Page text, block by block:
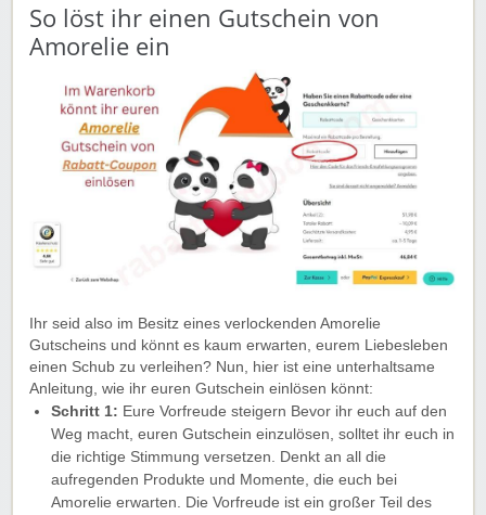
So löst ihr einen Gutschein von
Amorelie ein
Ihr seid also im Besitz eines verlockenden Amorelie
Gutscheins und könnt es kaum erwarten, eurem Liebesleben
einen Schub zu verleihen? Nun, hier ist eine unterhaltsame
Anleitung, wie ihr euren Gutschein einlösen könnt:
Schritt 1: Eure Vorfreude steigern Bevor ihr euch auf den
Weg macht, euren Gutschein einzulösen, solltet ihr euch in
die richtige Stimmung versetzen. Denkt an all die
aufregenden Produkte und Momente, die euch bei
Amorelie erwarten. Die Vorfreude ist ein großer Teil des